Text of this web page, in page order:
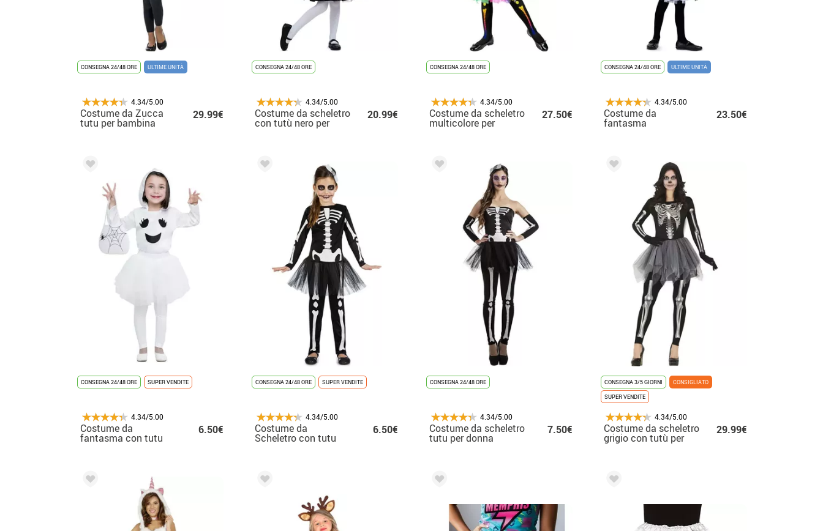
CONSEGNA 24/48 ORE ULTIME UNITÀ
4.34/5.00
Costume da Zucca
tutu per bambina
29.99€
CONSEGNA 24/48 ORE
4.34/5.00
Costume da scheletro
con tutù nero per
20.99€
CONSEGNA 24/48 ORE
4.34/5.00
Costume da scheletro
multicolore per
27.50€
CONSEGNA 24/48 ORE ULTIME UNITÀ
4.34/5.00
Costume da
fantasma
23.50€
CONSEGNA 24/48 ORE SUPER VENDITE
4.34/5.00
Costume da
fantasma con tutu
6.50€
CONSEGNA 24/48 ORE SUPER VENDITE
4.34/5.00
Costume da
Scheletro con tutu
6.50€
CONSEGNA 24/48 ORE
4.34/5.00
Costume da scheletro
tutu per donna
7.50€
CONSEGNA 3/5 GIORNI
CONSIGLIATO
SUPER VENDITE
4.34/5.00
Costume da scheletro
grigio con tutù per
donna
29.99€